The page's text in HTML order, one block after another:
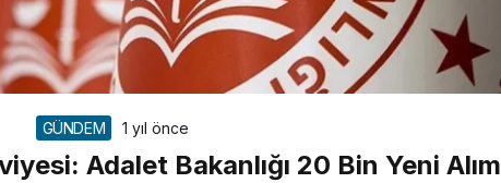
GÜNDEM 1 yıl önce
Adalet Bakanlığı 20 Bin Yeni Alım